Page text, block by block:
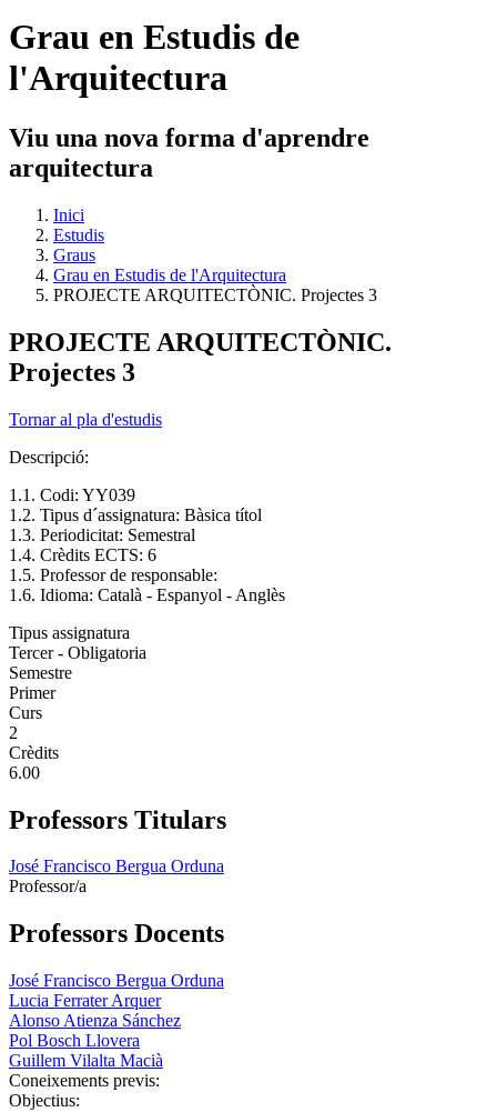
Grau en Estudis de
l'Arquitectura
Viu una nova forma d'aprendre
arquitectura
Inici
Estudis
Graus
Grau en Estudis de l'Arquitectura
PROJECTE ARQUITECTÒNIC. Projectes 3
PROJECTE ARQUITECTÒNIC.
Projectes 3
Tornar al pla d'estudis
Descripció:
1.1. Codi: YY039
1.2. Tipus d´assignatura: Bàsica títol
1.3. Periodicitat: Semestral
1.4. Crèdits ECTS: 6
1.5. Professor de responsable:
1.6. Idioma: Català - Espanyol - Anglès
Tipus assignatura
Tercer - Obligatoria
Semestre
Primer
Curs
2
Crèdits
6.00
Professors Titulars
José Francisco Bergua Orduna
Professor/a
Professors Docents
José Francisco Bergua Orduna
Lucia Ferrater Arquer
Alonso Atienza Sánchez
Pol Bosch Llovera
Guillem Vilalta Macià
Coneixements previs:
Objectius: